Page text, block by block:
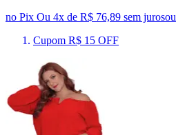
no Pix Ou 4x de R$ 76,89 sem jurosou
Cupom R$ 15 OFF